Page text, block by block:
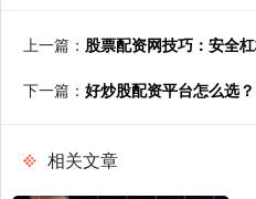
上一篇： 股票配资网技巧：安全
下一篇： 好炒股配资平台怎么选？
相关文章